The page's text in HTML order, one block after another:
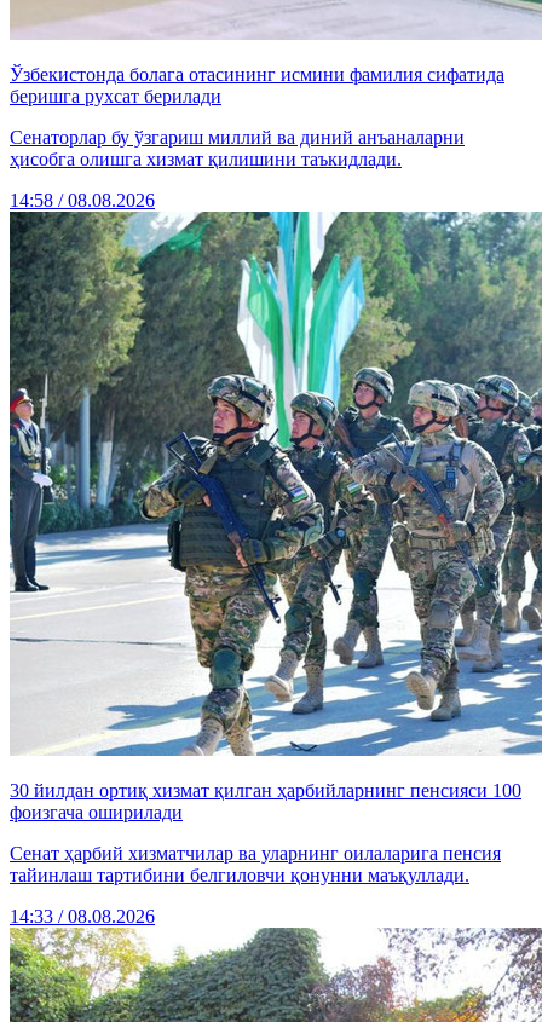
Ўзбекистонда болага отасининг исмини фамилия сифатида
беришга рухсат берилади
Сенаторлар бу ўзгариш миллий ва диний анъаналарни
ҳисобга олишга хизмат қилишини таъкидлади.
14:58 / 08.08.2026
30 йилдан ортиқ хизмат қилган ҳарбийларнинг пенсияси 100
фоизгача оширилади
Сенат ҳарбий хизматчилар ва уларнинг оилаларига пенсия
тайинлаш тартибини белгиловчи қонунни маъқуллади.
14:33 / 08.08.2026